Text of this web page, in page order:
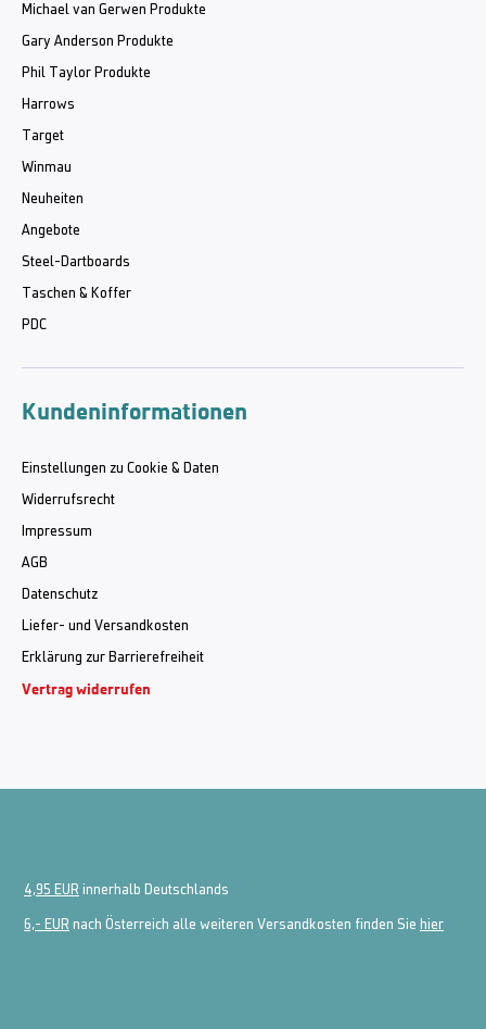
Michael van Gerwen Produkte
Gary Anderson Produkte
Phil Taylor Produkte
Harrows
Target
Winmau
Neuheiten
Angebote
Steel-Dartboards
Taschen & Koffer
PDC
Kundeninformationen
Einstellungen zu Cookie & Daten
Widerrufsrecht
Impressum
AGB
Datenschutz
Liefer- und Versandkosten
Erklärung zur Barrierefreiheit
Vertrag widerrufen
4,95 EUR innerhalb Deutschlands
6,- EUR nach Österreich alle weiteren Versandkosten finden Sie hier